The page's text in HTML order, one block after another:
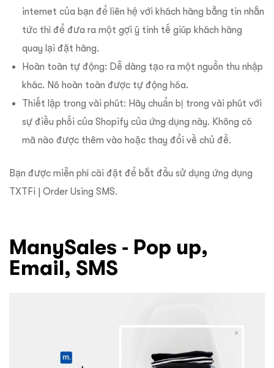
internet của bạn để liên hệ với khách hàng bằng tin nhắn
tức thì để đưa ra một gợi ý tinh tế giúp khách hàng
quay lại đặt hàng.
Hoàn toàn tự động: Dễ dàng tạo ra một nguồn thu nhập
khác. Nó hoàn toàn được tự động hóa.
Thiết lập trong vài phút: Hãy chuẩn bị trong vài phút với
sự điều phối của Shopify của ứng dụng này. Không có
mã nào được thêm vào hoặc thay đổi về chủ đề.
Bạn được miễn phí cài đặt để bắt đầu sử dụng ứng dụng
TXTFi | Order Using SMS.
ManySales ‑ Pop up,
Email, SMS